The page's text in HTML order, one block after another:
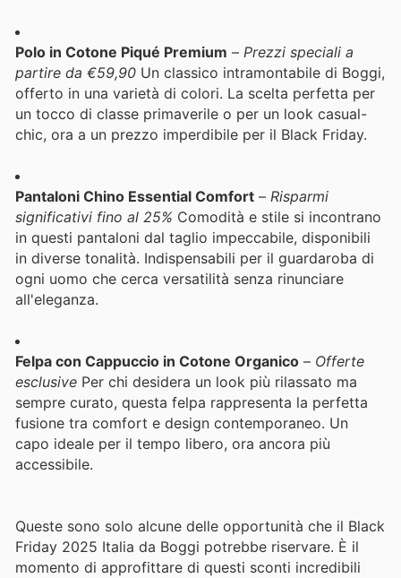
Polo in Cotone Piqué Premium – Prezzi speciali a
partire da €59,90 Un classico intramontabile di Boggi,
offerto in una varietà di colori. La scelta perfetta per
un tocco di classe primaverile o per un look casual-
chic, ora a un prezzo imperdibile per il Black Friday.
Pantaloni Chino Essential Comfort – Risparmi
significativi fino al 25% Comodità e stile si incontrano
in questi pantaloni dal taglio impeccabile, disponibili
in diverse tonalità. Indispensabili per il guardaroba di
ogni uomo che cerca versatilità senza rinunciare
all'eleganza.
Felpa con Cappuccio in Cotone Organico – Offerte
esclusive Per chi desidera un look più rilassato ma
sempre curato, questa felpa rappresenta la perfetta
fusione tra comfort e design contemporaneo. Un
capo ideale per il tempo libero, ora ancora più
accessibile.
Queste sono solo alcune delle opportunità che il Black
Friday 2025 Italia da Boggi potrebbe riservare. È il
momento di approfittare di questi sconti incredibili